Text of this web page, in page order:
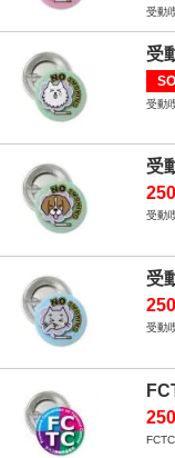
受動
受
受動
受
受動
受
受動